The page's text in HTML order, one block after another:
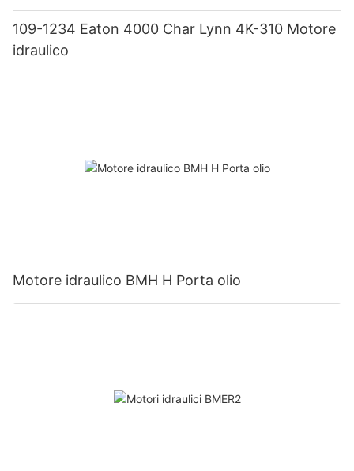
109-1234 Eaton 4000 Char Lynn 4K-310 Motore
idraulico
Motore idraulico BMH H Porta olio